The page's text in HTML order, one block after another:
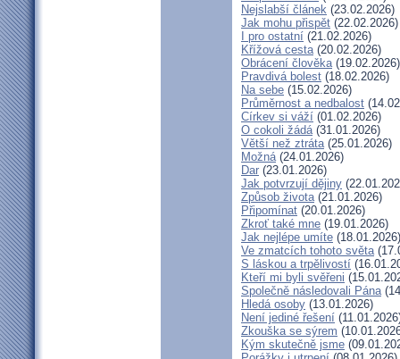
Nejslabší článek (23.02.2026)
Jak mohu přispět (22.02.2026)
I pro ostatní (21.02.2026)
Křížová cesta(20.02.2026)
Obrácení člověka(19.02.2026)
Pravdivá bolest (18.02.2026)
Na sebe (15.02.2026)
Průměrnost a nedbalost
Církev si váží (01.02.2026)
O cokoli žádá(31.01.2026)
Větší než ztráta(25.01.2026)
Možná(24.01.2026)
Dar (23.01.2026)
Jak potvrzují dějiny
Způsob života(21.01.2026)
Připomínat (20.01.2026)
Zkroť také mne (19.01.2026)
Jak nejlépe umíte (18.01.2026)
Ve zmatcích tohoto světa
S láskou a trpělivostí
Kteří mi byli svěřeni
Společně následovali Pána
Hledá osoby (13.01.2026)
Není jediné řešení
Zkouška se sýrem
Kým skutečně jsme